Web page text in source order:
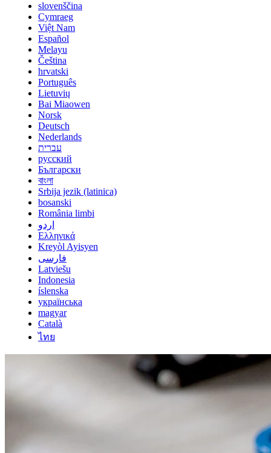
slovenščina
Cymraeg
Việt Nam
Español
Melayu
Čeština
hrvatski
Português
Lietuvių
Bai Miaowen
Norsk
Deutsch
Nederlands
עברית
русский
Български
বাংলা
Srbija jezik (latinica)
bosanski
România limbi
اردو
Ελληνικά
Kreyòl Ayisyen
فارسی
Latviešu
Indonesia
íslenska
українська
magyar
Català
ไทย